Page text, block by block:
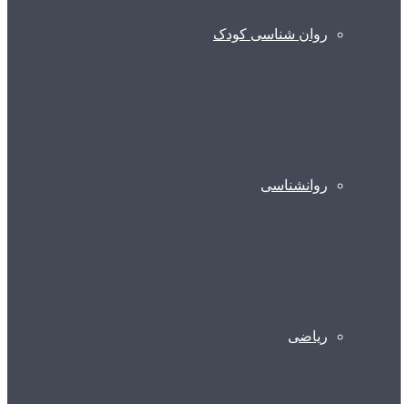
روان شناسی کودک
روانشناسی
ریاضی